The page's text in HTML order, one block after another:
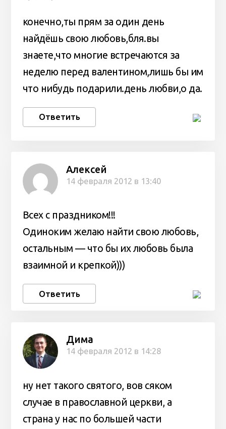
конечно,ты прям за один день
найдёшь свою любовь,бля.вы
знаете,что многие встречаются за
неделю перед валентином,лишь бы им
что нибудь подарили.день любви,о да.
Ответить
Алексей
14 февраля 2012 в 13:40
Всех с праздником!!!
Одиноким желаю найти свою любовь,
остальным — что бы их любовь была
взаимной и крепкой)))
Ответить
Дима
14 февраля 2012 в 14:28
ну нет такого святого, вов сяком
случае в православной церкви, а
страна у нас по большей части